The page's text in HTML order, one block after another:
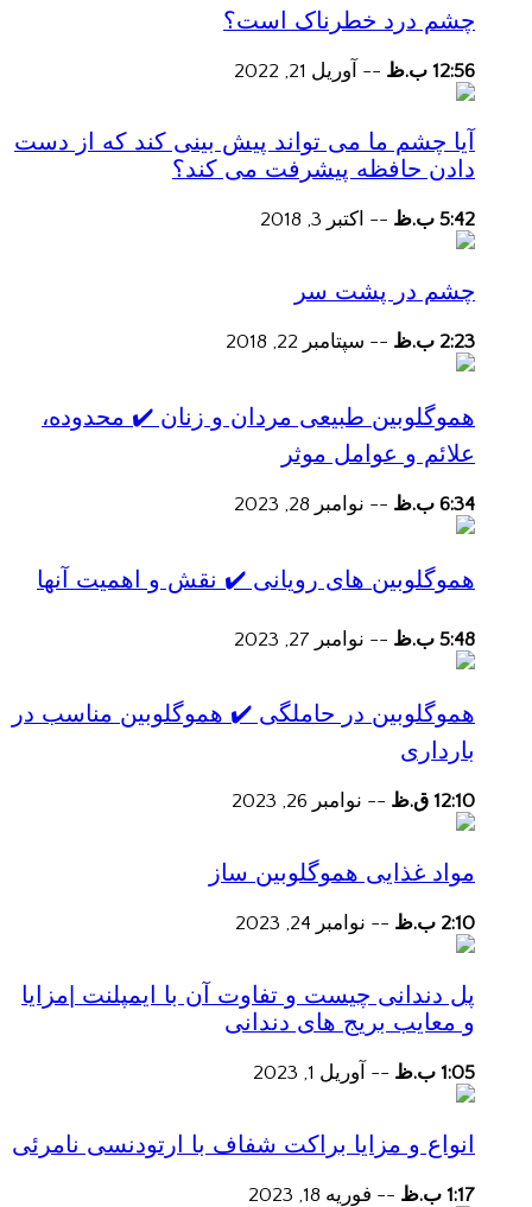
چشم درد خطرناک است؟
12:56 ب.ظ -- آوریل 21, 2022
آیا چشم ما می تواند پیش بینی کند که از دست
دادن حافظه پیشرفت می کند؟
5:42 ب.ظ -- اکتبر 3, 2018
چشم در پشت سر
2:23 ب.ظ -- سپتامبر 22, 2018
هموگلوبین طبیعی مردان و زنان ✔️ محدوده،
علائم و عوامل موثر
6:34 ب.ظ -- نوامبر 28, 2023
هموگلوبین های رویانی ✔️ نقش و اهمیت آنها
5:48 ب.ظ -- نوامبر 27, 2023
هموگلوبین در حاملگی ✔️ هموگلوبین مناسب در
بارداری
12:10 ق.ظ -- نوامبر 26, 2023
مواد غذایی هموگلوبین ساز
2:10 ب.ظ -- نوامبر 24, 2023
پل دندانی چیست و تفاوت آن با ایمپلنت |مزایا
و معایب بریج های دندانی
1:05 ب.ظ -- آوریل 1, 2023
انواع و مزایا براکت شفاف با ارتودنسی نامرئی
1:17 ب.ظ -- فوریه 18, 2023